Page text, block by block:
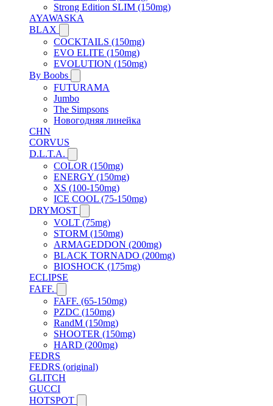
Strong Edition SLIM (150mg)
AYAWASKA
BLAX
COCKTAILS (150mg)
EVO ELITE (150mg)
EVOLUTION (150mg)
By Boobs
FUTURAMA
Jumbo
The Simpsons
Новогодняя линейка
CHN
CORVUS
D.L.T.A.
COLOR (150mg)
ENERGY (150mg)
XS (100-150mg)
ICE COOL (75-150mg)
DRYMOST
VOLT (75mg)
STORM (150mg)
ARMAGEDDON (200mg)
BLACK TORNADO (200mg)
BIOSHOCK (175mg)
ECLIPSE
FAFF.
FAFF. (65-150mg)
PZDC (150mg)
RandM (150mg)
SHOOTER (150mg)
HARD (200mg)
FEDRS
FEDRS (original)
GLITCH
GUCCI
HOTSPOT